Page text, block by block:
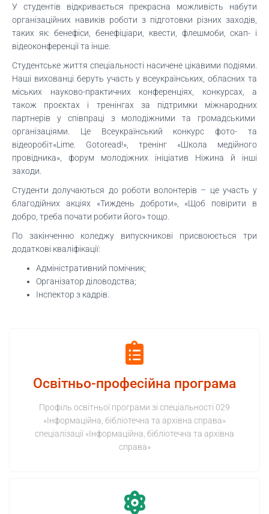
У студентів відкривається прекрасна можливість набути
організаційних навиків роботи з підготовки різних заходів,
таких як: бенефіси, бенефіціари, квести, флешмоби, скап- і
відеоконференції та інше.
Студентське життя спеціальності насичене цікавими подіями.
Наші вихованці беруть участь у всеукраїнських, обласних та
міських науково-практичних конференціях, конкурсах, а
також проєктах і тренінгах за підтримки міжнародних
партнерів у співпраці з молодіжними та громадськими
організаціями. Це Всеукраїнський конкурс фото- та
відеоробіт«Lime. Gotoread!», тренінг «Школа медійного
провідника», форум молодіжних ініціатив Ніжина й інші
заходи.
Студенти долучаються до роботи волонтерів – це участь у
благодійних акціях «Тиждень доброти», «Щоб повірити в
добро, треба почати робити його» тощо.
По закінченню коледжу випускникові присвоюється три
додаткові кваліфікації:
Адміністративний помічник;
Організатор діловодства;
Інспектор з кадрів.
Освітньо-професійна програма
Профіль освітньої програми зі спеціальності 029
«Інформаційна, бібліотечна та архівна справа»
спеціалізації «Інформаційна, бібліотечна та архівна
справа»